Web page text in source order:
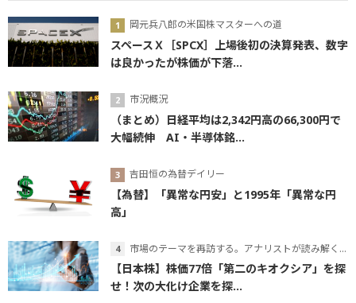
岡元兵八郎の米国株マスターへの道
スペースＸ［SPCX］上場後初の決算発表、数字
は良かったが株価が下落...
市況概況
（まとめ）日経平均は2,342円高の66,300円で
大幅続伸 AI・半導体銘...
吉田恒の為替デイリー
【為替】「異常な円安」と1995年「異常な円
高」
市場のテーマを再訪する。アナリストが読み解くテーマの本質
【日本株】株価77倍「第二のキオクシア」を探
せ！次の大化け企業を探...